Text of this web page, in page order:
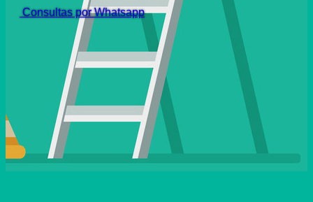
Consultas por Whatsapp